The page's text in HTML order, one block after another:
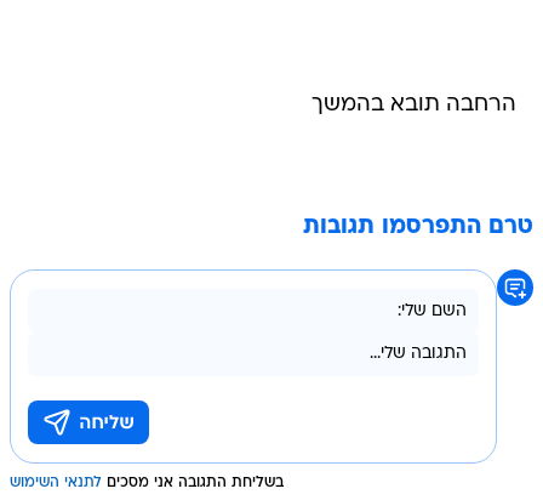
הרחבה תובא בהמשך
טרם התפרסמו תגובות
בשליחת התגובה אני מסכים לתנאי השימוש